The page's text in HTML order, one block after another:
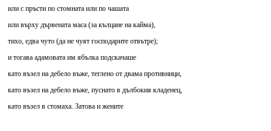
или с пръсти по стомната или по чашата
или върху дървената маса (за кълцане на кайма),
тихо, едва чуто (да не чуят господарите отвътре);
и тогава адамовата им ябълка подскачаше
като възел на дебело въже, теглено от двама противници,
като възел на дебело въже, пуснато в дълбокия кладенец,
като възел в стомаха. Затова и жените